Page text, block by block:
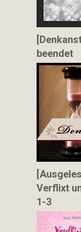
beendet
Verflixt
1-3